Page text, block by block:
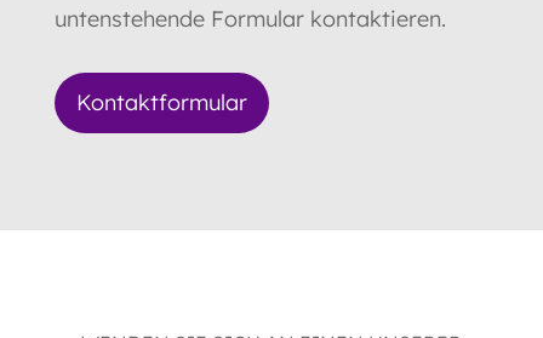
untenstehende Formular kontaktieren.
Kontaktformular